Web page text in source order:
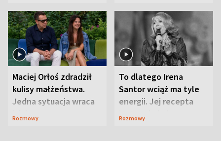
Maciej Orłoś zdradził
kulisy małżeństwa.
Jedna sytuacja wraca
jak bumerang
Rozmowy
To dlatego Irena
Santor wciąż ma tyle
energii. Jej recepta
jest zaskakująco
Rozmowy